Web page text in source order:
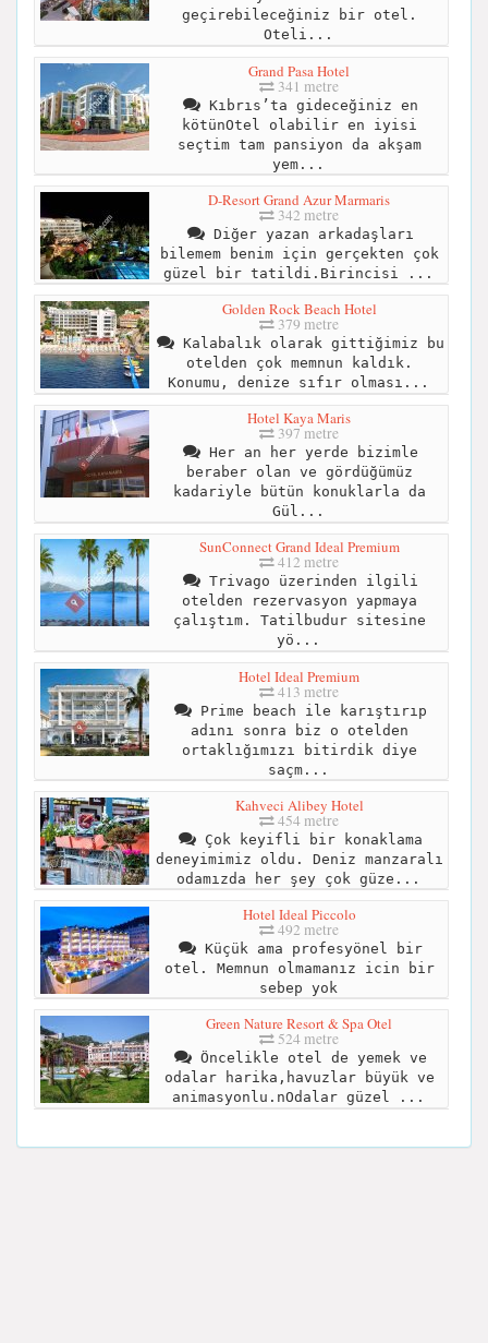
geçirebileceğiniz bir otel.
Oteli...
Grand Pasa Hotel
341 metre
Kıbrıs’ta gideceğiniz en
kötünOtel olabilir en iyisi
seçtim tam pansiyon da akşam
yem...
D-Resort Grand Azur Marmaris
342 metre
Diğer yazan arkadaşları
bilemem benim için gerçekten çok
güzel bir tatildi.Birincisi ...
Golden Rock Beach Hotel
379 metre
Kalabalık olarak gittiğimiz bu
otelden çok memnun kaldık.
Konumu, denize sıfır olması...
Hotel Kaya Maris
397 metre
Her an her yerde bizimle
beraber olan ve gördüğümüz
kadariyle bütün konuklarla da
Gül...
SunConnect Grand Ideal Premium
412 metre
Trivago üzerinden ilgili
otelden rezervasyon yapmaya
çalıştım. Tatilbudur sitesine
yö...
Hotel Ideal Premium
413 metre
Prime beach ile karıştırıp
adını sonra biz o otelden
ortaklığımızı bitirdik diye
saçm...
Kahveci Alibey Hotel
454 metre
Çok keyifli bir konaklama
deneyimimiz oldu. Deniz manzaralı
odamızda her şey çok güze...
Hotel Ideal Piccolo
492 metre
Küçük ama profesyönel bir
otel. Memnun olmamanız icin bir
sebep yok
Green Nature Resort & Spa Otel
524 metre
Öncelikle otel de yemek ve
odalar harika,havuzlar büyük ve
animasyonlu.nOdalar güzel ...